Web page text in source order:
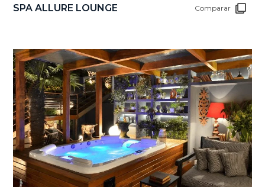
SPA ALLURE LOUNGE Comparar